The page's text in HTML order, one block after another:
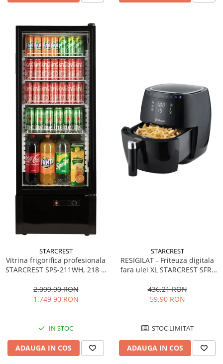
STARCREST
Vitrina frigorifica profesionala
STARCREST SPS-211WH, 218 L,
LED, H 141 cm, Negru
2.099,90 RON
1.749,90 RON
IN STOC
ADAUGA IN COS
STARCREST
RESIGILAT - Friteuza digitala
fara ulei XL STARCREST SFR-
Termostat 80 - 200 °C, 8
programe predefinite, Negru
436,21 RON
59,90 RON
STOC LIMITAT
ADAUGA IN COS